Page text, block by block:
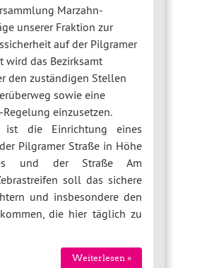
Marzahn-
unserer Fraktion zur
auf der Pilgramer
wird das Bezirksamt
den zuständigen Stellen
sowie eine
einzusetzen.
ist die Einrichtung eines
Pilgramer Straße in Höhe
und der Straße Am
soll das sichere
und insbesondere den
die hier täglich zu
Weiterlesen »